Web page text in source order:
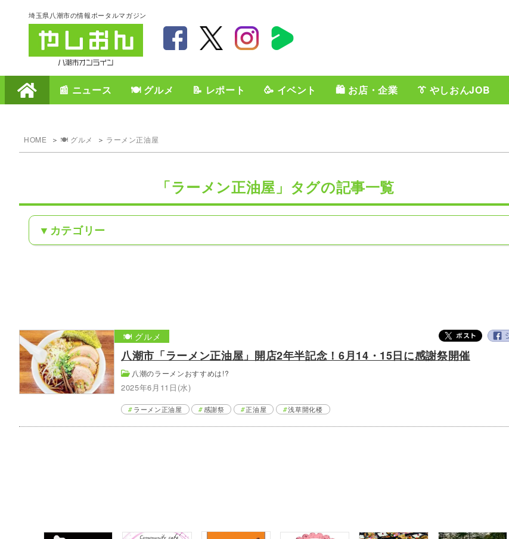
埼玉県八潮市の情報ポータルマガジン
📰 ニュース 🍽️ グルメ 📝 レポート 🥳 イベント 🛍️ お店・企業 👔 やしおんJOB
HOME 🍽️ グルメ ラーメン正油屋
「ラーメン正油屋」タグの記事一覧
カテゴリー
八潮市「ラーメン正油屋」開店2年半記念！6月14・15日に感謝祭開催
八潮のラーメンおすすめは!?
2025年6月11日(水)
🍽️ グルメ
ラーメン正油屋 感謝祭 正油屋 浅草開化楼